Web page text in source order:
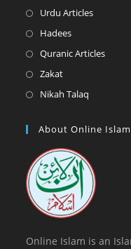
Urdu ArticlesOpens
a
HadeesOpens
in
Quranic ArticlesOpens
tab
ZakatOpens
in
new
Nikah Talaq
a
tab
About Online Islam
Online Islam is an